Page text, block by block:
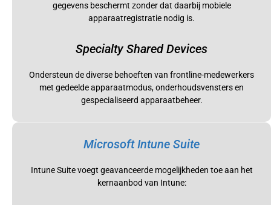
gegevens beschermt zonder dat daarbij mobiele
apparaatregistratie nodig is.
Specialty Shared Devices
Ondersteun de diverse behoeften van frontline-medewerkers
met gedeelde apparaatmodus, onderhoudsvensters en
gespecialiseerd apparaatbeheer.
Microsoft Intune Suite
Intune Suite voegt geavanceerde mogelijkheden toe aan het
kernaanbod van Intune: